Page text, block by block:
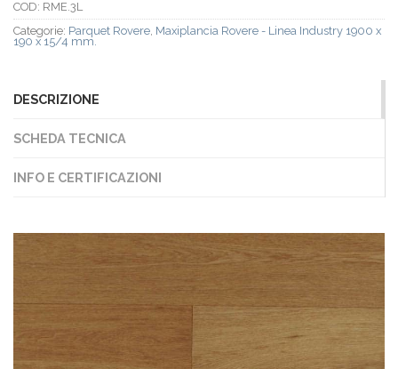
COD: RME.3L
Categorie: Parquet Rovere, Maxiplancia Rovere - Linea Industry 1900 x
190 x 15/4 mm.
DESCRIZIONE
SCHEDA TECNICA
INFO E CERTIFICAZIONI